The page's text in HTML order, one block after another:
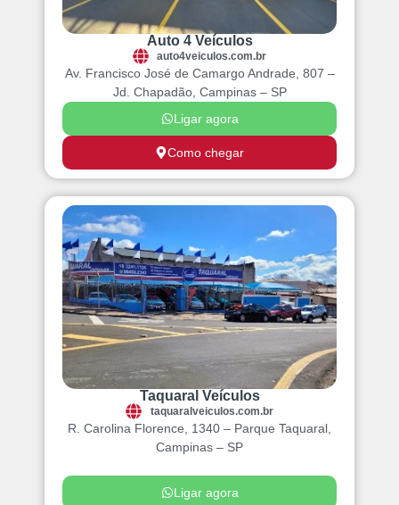
Auto 4 Veículos
auto4veiculos.com.br
Como chegar
Ligar agora
Av. Francisco José de Camargo Andrade, 807 –
Jd. Chapadão, Campinas – SP
Taquaral Veículos
taquaralveiculos.com.br
Ligar agora
R. Carolina Florence, 1340 – Parque Taquaral,
Campinas – SP